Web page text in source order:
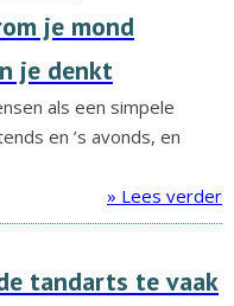
je mond
je denkt
als een simpele
en ’s avonds, en
» Lees verder
tandarts te vaak